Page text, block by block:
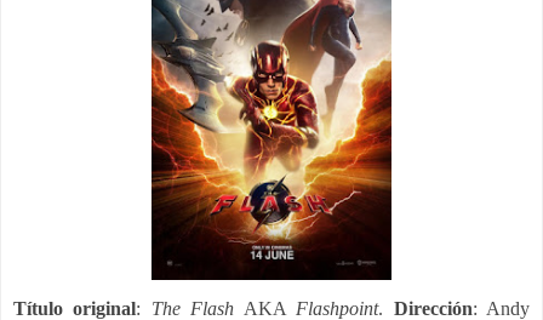
Título original: The Flash AKA Flashpoint. Dirección: Andy